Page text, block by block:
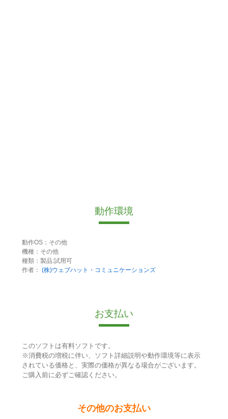
動作環境
動作OS：その他
機種：その他
種類：製品:試用可
作者： (株)ウェブハット・コミュニケーションズ
お支払い
このソフトは有料ソフトです。
※消費税の増税に伴い、ソフト詳細説明や動作環境等に表示
されている価格と、実際の価格が異なる場合がございます。
ご購入前に必ずご確認ください。
その他のお支払い